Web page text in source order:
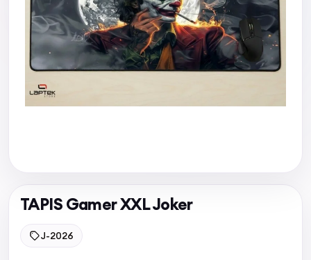
TAPIS Gamer XXL Joker
J-2026